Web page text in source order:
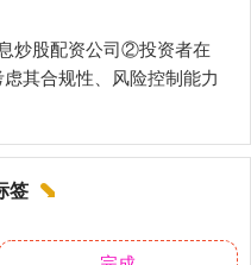
炒股配资公司②投资者在
其合规性、风险控制能力
签